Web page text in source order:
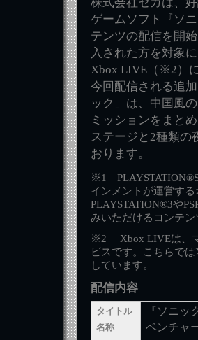
ゲームソフト『ソ
テンツの配信を開
入された方を対象
Xbox LIVE（※2）
今回配信される追
ック」は、中国風
ミッションをまと
ステージと2種類の
おります。
※1
インメントが運営す
PLAYSTATION®3や
みいただけるコンテン
※2 Xbox LIVEは、マ
ビスです。こちらで
しています。
配信内容
タイトル
名称
『ソニッ
ベンチャ